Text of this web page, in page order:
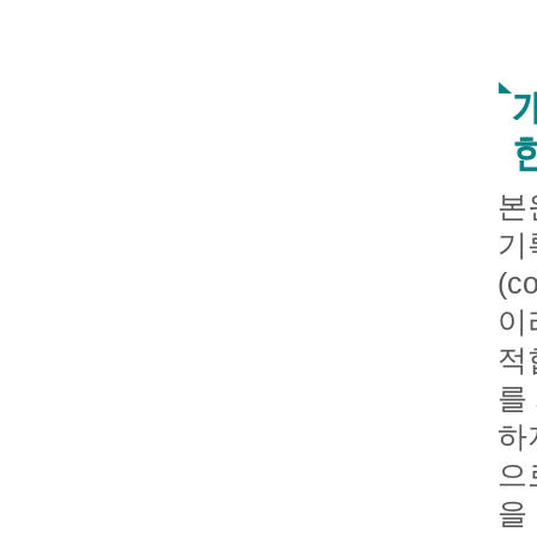
본
기
이
적
를
하
으
을